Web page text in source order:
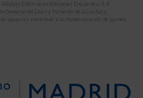
Editorial en Ediciones Encuentro, S.A.
General del Libro y Fomento de la Lectura,
apoyo es contribuir a la modernización de pymes